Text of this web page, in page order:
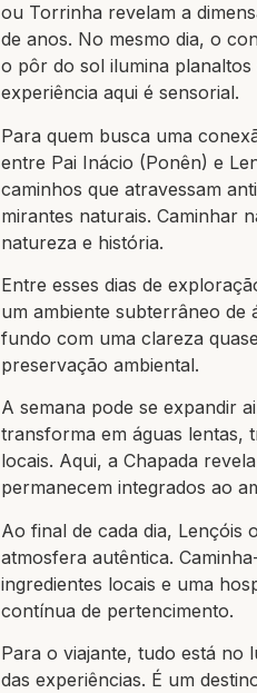
ou Torrinha revelam a
de anos. No mesmo dia, o
o pôr do sol ilumina
experiência aqui é sensorial.
Para quem busca uma
entre Pai Inácio (Ponên) e
caminhos que atravessam
mirantes naturais. Caminhar
natureza e história.
Entre esses dias de
um ambiente subterrâneo de
fundo com uma clareza
preservação ambiental.
A semana pode se expandir
transforma em águas lentas,
locais. Aqui, a Chapada
permanecem integrados ao
Ao final de cada dia, Lençóis
atmosfera autêntica.
ingredientes locais e uma
contínua de pertencimento.
Para o viajante, tudo está no
das experiências. É um